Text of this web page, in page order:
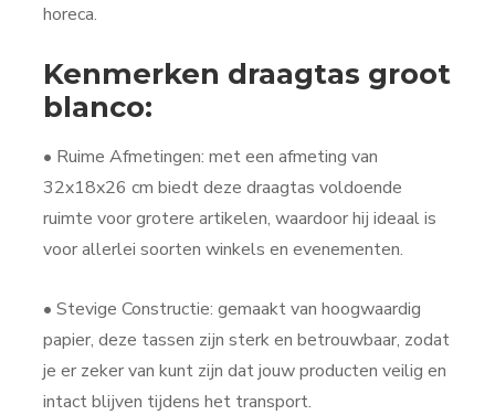
horeca.
Kenmerken draagtas groot
blanco:
• Ruime Afmetingen: met een afmeting van
32x18x26 cm biedt deze draagtas voldoende
ruimte voor grotere artikelen, waardoor hij ideaal is
voor allerlei soorten winkels en evenementen.
• Stevige Constructie: gemaakt van hoogwaardig
papier, deze tassen zijn sterk en betrouwbaar, zodat
je er zeker van kunt zijn dat jouw producten veilig en
intact blijven tijdens het transport.